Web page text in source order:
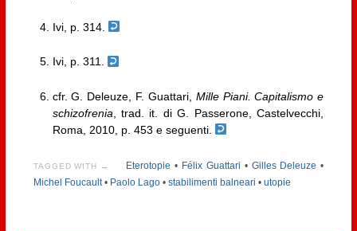
Ivi, p. 314.
Ivi, p. 311.
cfr. G. Deleuze, F. Guattari, Mille Piani. Capitalismo e
schizofrenia , trad. it. di G. Passerone, Castelvecchi,
Roma, 2010, p. 453 e seguenti.
TAGGED WITH → Eterotopie • Félix Guattari • Gilles Deleuze •
Michel Foucault• Paolo Lago• stabilimenti balneari • utopie